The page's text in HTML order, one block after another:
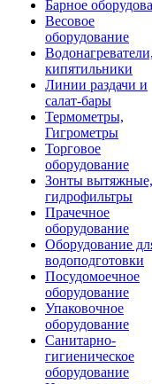
Барное
Весовое
оборудование
Водонагреватели,
кипятильники
Линии раздачи и
салат-бары
Термометры,
Гигрометры
Торговое
оборудование
Зонты вытяжные,
гидрофильтры
Прачечное
оборудование
Оборудование
водоподготовки
Посудомоечное
оборудование
Упаковочное
оборудование
Санитарно-
гигиеническое
оборудование